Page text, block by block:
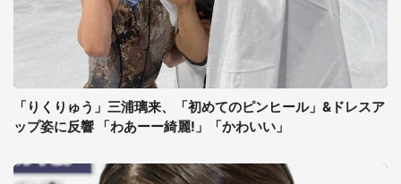
「りくりゅう」三浦璃来、「初めてのピンヒール」&ドレスア
ップ姿に反響 「わあーー綺麗!」「かわいい」